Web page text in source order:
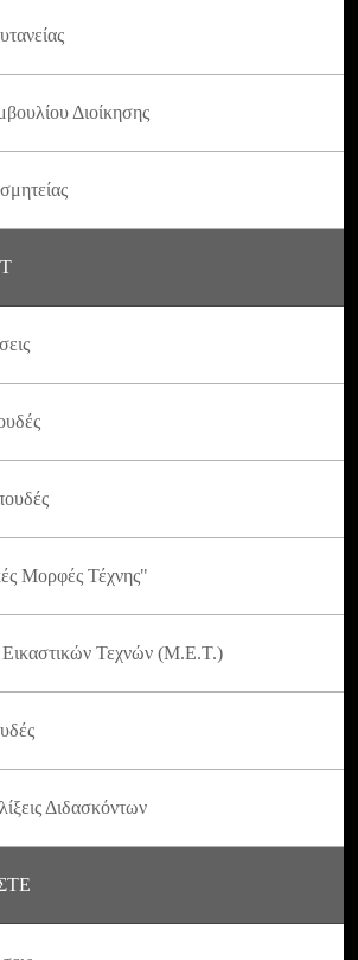
Διοίκησης
Μορφές Τέχνης"
Εικαστικών Τεχνών (Μ.Ε.Τ.)
Διδασκόντων